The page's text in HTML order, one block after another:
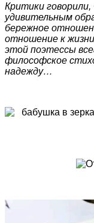
Критики
удивительным
бережное
отношение к
этой поэтессы
философское
надежду…